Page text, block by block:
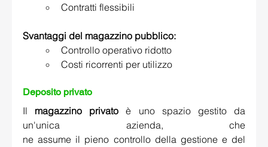
Contratti flessibili
Svantaggi del magazzino pubblico:
Controllo operativo ridotto
Costi ricorrenti per utilizzo
Deposito privato
Il magazzino privato è uno spazio gestito da
un'unica azienda, che
ne assume il pieno controllo della gestione e del